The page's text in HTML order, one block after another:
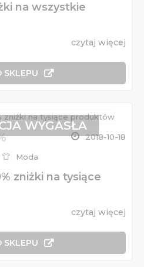
na wszystkie
czytaj więcej
SKLEPU
2018-10-18
Moda
zniżki na tysiące
czytaj więcej
SKLEPU
WYGASŁA